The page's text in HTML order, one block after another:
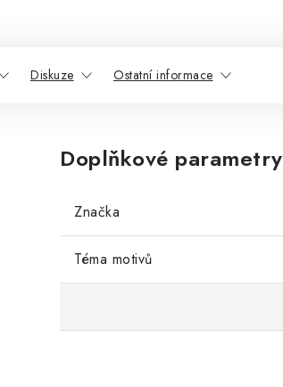
Diskuze Ostatní informace
Doplňkové parametry
Značka
Téma motivů